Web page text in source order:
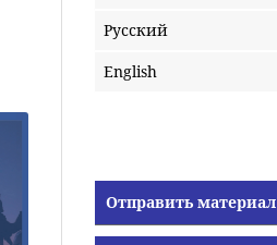
Русский
English
Отправить материал